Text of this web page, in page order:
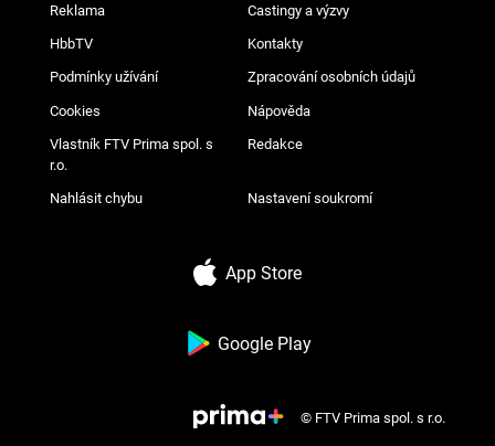
Reklama Castingy a výzvy
HbbTV Kontakty
Podmínky užívání Zpracování osobních údajů
Cookies Nápověda
Vlastník FTV Prima spol. s
r.o.
Redakce
Nahlásit chybu Nastavení soukromí
App Store
Google Play
© FTV Prima spol. s r.o.